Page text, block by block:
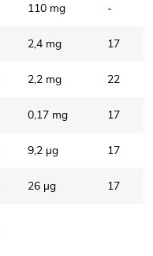
110 mg -
2,4 mg 17
2,2 mg 22
0,17 mg 17
9,2 µg 17
26 µg 17